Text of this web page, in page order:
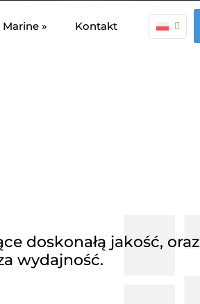
» Kontakt
doskonałą jakość, oraz
wydajność.